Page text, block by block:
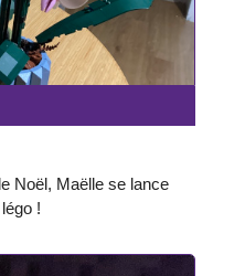
Noël, Maëlle se lance
!